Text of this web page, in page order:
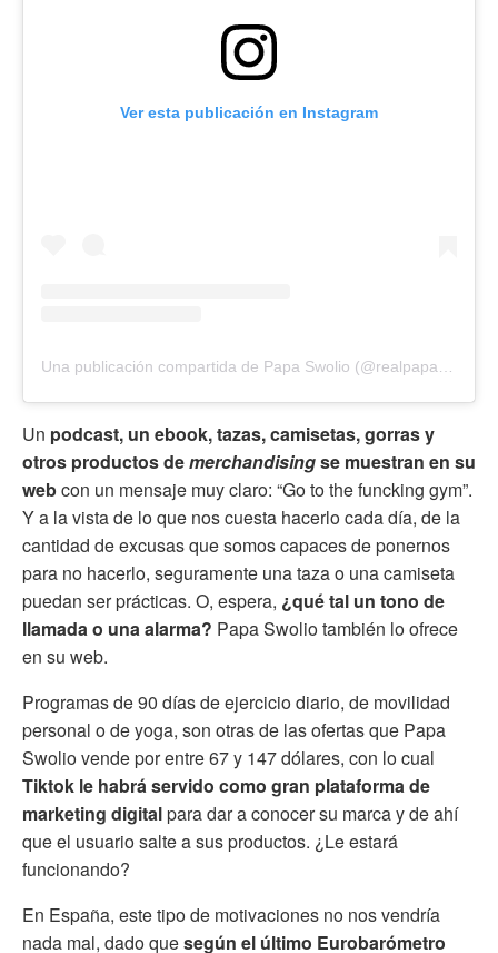
Ver esta publicación en Instagram
Un podcast, un ebook, tazas, camisetas, gorras y
otros productos demerchandisingse muestran en su
webcon un mensaje muy claro: “Go to the funcking gym”.
Y a la vista de lo que nos cuesta hacerlo cada día, de la
cantidad de excusas que somos capaces de ponernos
para no hacerlo, seguramente una taza o una camiseta
puedan ser prácticas. O, espera, ¿qué tal un tono de
llamada o una alarma? Papa Swolio también lo ofrece
en su web.
Programas de 90 días de ejercicio diario, de movilidad
personal o de yoga, son otras de las ofertas que Papa
Swolio vende por entre 67 y 147 dólares, con lo cual
Tiktok le habrá servido como gran plataforma de
marketing digitalpara dar a conocer su marca y de ahí
que el usuario salte a sus productos. ¿Le estará
funcionando?
En España, este tipo de motivaciones no nos vendría
nada mal, dado quesegún el último Eurobarómetro